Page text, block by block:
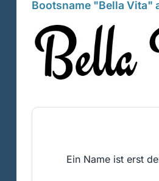
Bootsname "Bella Vita"
Ein Name ist erst